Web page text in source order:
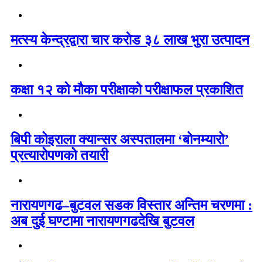
मत्स्य केन्द्रद्वारा चार करोड ३८ लाख भुरा उत्पादन
कक्षा १२ को मौका परीक्षाको परीक्षाफल प्रकाशित
बिपी कोइराला क्यान्सर अस्पतालमा ‘बोनम्यारो’
प्रत्यारोपणको तयारी
नारायणगढ–बुटवल सडक विस्तार अन्तिम चरणमा :
अब दुई घण्टामा नारायणगढदेखि बुटवल